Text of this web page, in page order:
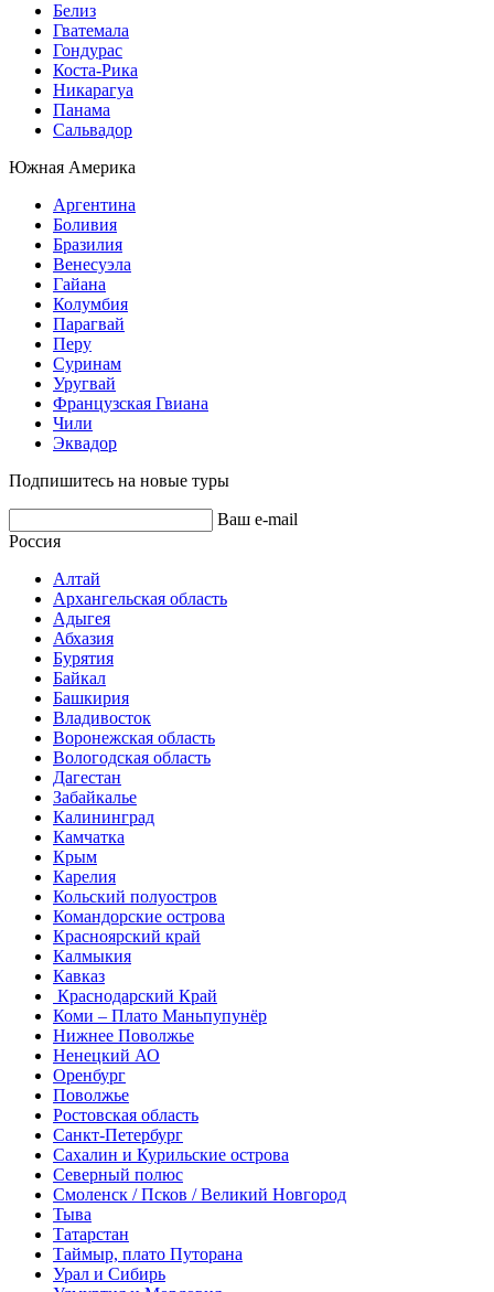
Белиз
Гватемала
Гондурас
Коста-Рика
Никарагуа
Панама
Сальвадор
Южная Америка
Аргентина
Боливия
Бразилия
Венесуэла
Гайана
Колумбия
Парагвай
Перу
Суринам
Уругвай
Французская Гвиана
Чили
Эквадор
Подпишитесь на новые туры
Ваш e-mail
Россия
Алтай
Архангельская область
Адыгея
Абхазия
Бурятия
Байкал
Башкирия
Владивосток
Воронежская область
Вологодская область
Дагестан
Забайкалье
Калининград
Камчатка
Крым
Карелия
Кольский полуостров
Командорские острова
Красноярский край
Калмыкия
Кавказ
Краснодарский Край
Коми – Плато Маньпупунёр
Нижнее Поволжье
Ненецкий АО
Оренбург
Поволжье
Ростовская область
Санкт-Петербург
Сахалин и Курильские острова
Северный полюс
Смоленск / Псков / Великий Новгород
Тыва
Татарстан
Таймыр, плато Путорана
Урал и Сибирь